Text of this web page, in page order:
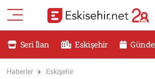
Seri İlan Eskişehir
Haberler Eskişehir
RESMİ İLANLAR
Eskişehir Nöbetçi Eczaneler